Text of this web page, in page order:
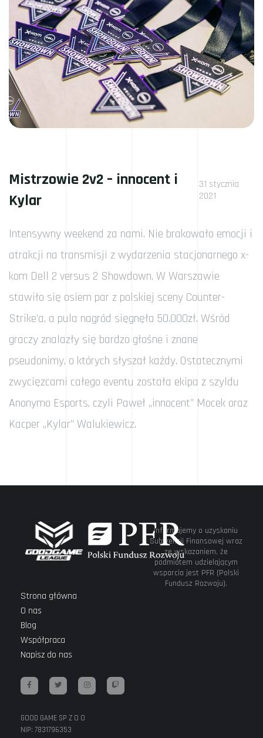
Mistrzowie 2v2 – innocent i
Kylar
31 stycznia
2021
Intensywny weekend za nami. Nie brakowało emocji i
atrakcji na transmisji z wydarzenia stacjonarnego x-
kom Dell 2 versus 2 Showdown. W Warszawie
stawiło się osiem par z polskiej sceny Counter-
Strike’a, a pula nagród sięgnęła 50.000zł. Wśród
graczy znalazły się bardzo głośne i znane
pseudonimy, o których słyszał każdy. Ostatecznymi
zwycięzcami całego eventu została ekipa z szyldu
Anonymo Esports, czyli Paweł „innocent” Mocek oraz
Kacper „Kylar” Walukiewicz.
Informujemy o uzyskaniu
Subwencji Finansowej wraz
ze wskazaniem, że
podmiotem udzielającym
wsparcia jest PFR (Polski
Fundusz Rozwoju).
Strona główna
O nas
Blog
Współpraca
Napisz do nas
GOOD GAME SP Z O O
NIP: 7831796353